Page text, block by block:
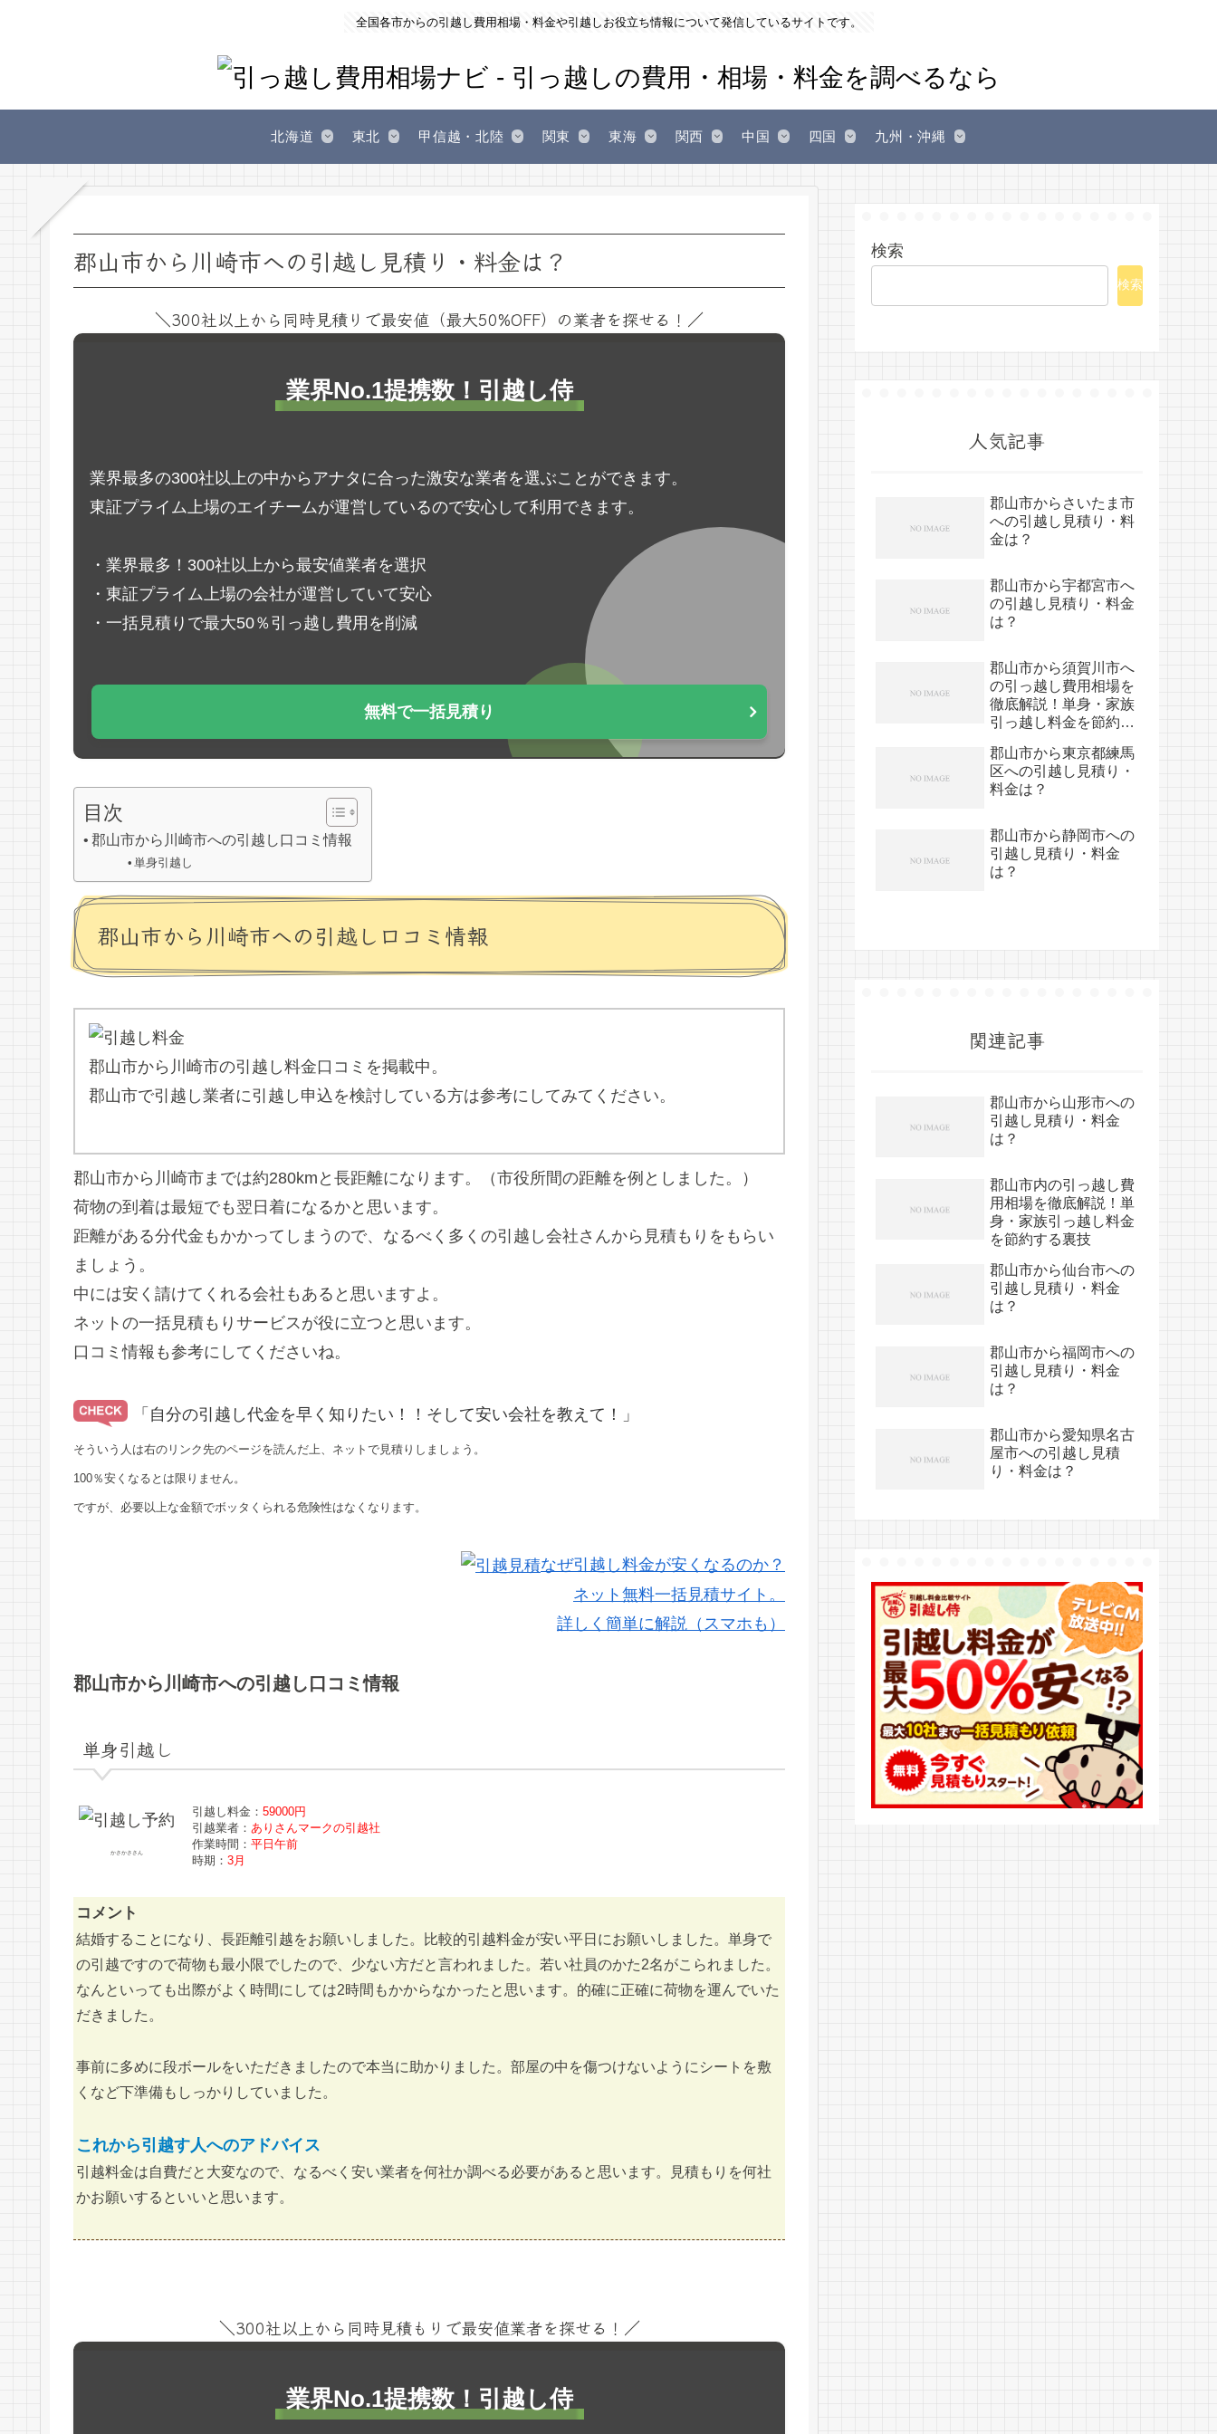
全国各市からの引越し費用相場・料金や引越しお役立ち情報について発信しているサイトです。
北海道 東北 甲信越・北陸 関東 東海 関西 中国 四国 九州・沖縄
郡山市から川崎市への引越し見積り・料金は？
＼300社以上から同時見積りで最安値（最大50%OFF）の業者を探せる！／
業界No.1提携数！引越し侍
業界最多の300社以上の中からアナタに合った激安な業者を選ぶことができます。
東証プライム上場のエイチームが運営しているので安心して利用できます。
・業界最多！300社以上から最安値業者を選択
・東証プライム上場の会社が運営していて安心
・一括見積りで最大50％引っ越し費用を削減
無料で一括見積り
目次
郡山市から川崎市への引越し口コミ情報
単身引越し
郡山市から川崎市への引越し口コミ情報
郡山市から川崎市の引越し料金口コミを掲載中。
郡山市で引越し業者に引越し申込を検討している方は参考にしてみてください。
郡山市から川崎市までは約280kmと長距離になります。（市役所間の距離を例としました。）
荷物の到着は最短でも翌日着になるかと思います。
距離がある分代金もかかってしまうので、なるべく多くの引越し会社さんから見積もりをもらい
ましょう。
中には安く請けてくれる会社もあると思いますよ。
ネットの一括見積もりサービスが役に立つと思います。
口コミ情報も参考にしてくださいね。
「自分の引越し代金を早く知りたい！！そして安い会社を教えて！」
そういう人は右のリンク先のページを読んだ上、ネットで見積りしましょう。
100％安くなるとは限りません。
ですが、必要以上な金額でボッタくられる危険性はなくなります。
なぜ引越し料金が安くなるのか？
ネット無料一括見積サイト。
詳しく簡単に解説（スマホも）
郡山市から川崎市への引越し口コミ情報
単身引越し
かさかささん
引越し料金： 59000円
引越業者： ありさんマークの引越社
作業時間： 平日午前
時期： 3月
コメント
結婚することになり、長距離引越をお願いしました。比較的引越料金が安い平日にお願いしました。単身で
の引越ですので荷物も最小限でしたので、少ない方だと言われました。若い社員のかた2名がこられました。
なんといっても出際がよく時間にしては2時間もかからなかったと思います。的確に正確に荷物を運んでいた
だきました。
事前に多めに段ボールをいただきましたので本当に助かりました。部屋の中を傷つけないようにシートを敷
くなど下準備もしっかりしていました。
これから引越す人へのアドバイス
引越料金は自費だと大変なので、なるべく安い業者を何社か調べる必要があると思います。見積もりを何社
かお願いするといいと思います。
＼300社以上から同時見積もりで最安値業者を探せる！／
業界No.1提携数！引越し侍
検索
検索
人気記事
郡山市からさいたま市
への引越し見積り・料
金は？
郡山市から宇都宮市へ
の引越し見積り・料金
は？
郡山市から須賀川市へ
の引っ越し費用相場を
徹底解説！単身・家族
引っ越し料金を節約す
郡山市から東京都練馬
区への引越し見積り・
料金は？
郡山市から静岡市への
引越し見積り・料金
は？
関連記事
郡山市から山形市への
引越し見積り・料金
は？
郡山市内の引っ越し費
用相場を徹底解説！単
身・家族引っ越し料金
を節約する裏技
郡山市から仙台市への
引越し見積り・料金
は？
郡山市から福岡市への
引越し見積り・料金
は？
郡山市から愛知県名古
屋市への引越し見積
り・料金は？